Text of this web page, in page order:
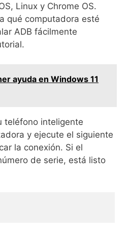
Linux y Chrome OS.
qué computadora esté
ADB fácilmente
ayuda en Windows 11
teléfono inteligente
y ejecute el siguiente
la conexión. Si el
de serie, está listo